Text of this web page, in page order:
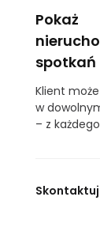
Pokaż
spotkań
Klient
w
– z